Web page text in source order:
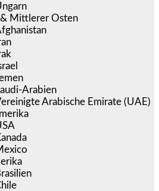
& Mittlerer Osten
Arabien
Arabische Emirate (UAE)